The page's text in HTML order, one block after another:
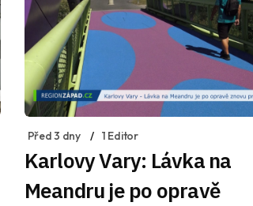
Před 3 dny 1 Editor
Karlovy Vary: Lávka na
Meandru je po opravě